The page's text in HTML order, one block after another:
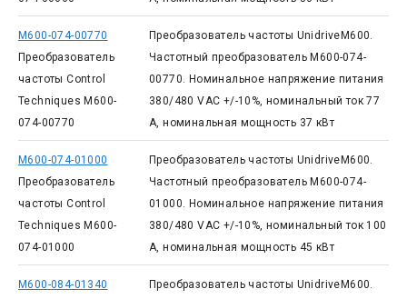
M600-074-00770
Преобразователь
частоты Control
Techniques M600-
074-00770
Преобразователь частоты UnidriveM600.
Частотный преобразователь M600-074-
00770. Номинальное напряжение питания
380/480 VAC +/-10%, номинальный ток 77
А, номинальная мощность 37 кВт
M600-074-01000
Преобразователь
частоты Control
Techniques M600-
074-01000
Преобразователь частоты UnidriveM600.
Частотный преобразователь M600-074-
01000. Номинальное напряжение питания
380/480 VAC +/-10%, номинальный ток 100
А, номинальная мощность 45 кВт
M600-084-01340
Преобразователь частоты UnidriveM600.